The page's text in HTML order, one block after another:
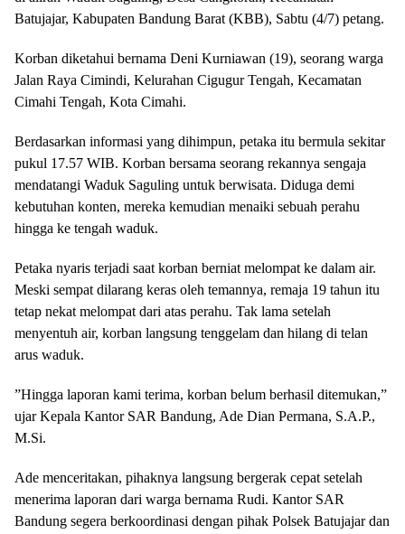
Batujajar, Kabupaten Bandung Barat (KBB), Sabtu (4/7) petang.
​Korban diketahui bernama Deni Kurniawan (19), seorang warga
Jalan Raya Cimindi, Kelurahan Cigugur Tengah, Kecamatan
Cimahi Tengah, Kota Cimahi.
​Berdasarkan informasi yang dihimpun, petaka itu bermula sekitar
pukul 17.57 WIB. Korban bersama seorang rekannya sengaja
mendatangi Waduk Saguling untuk berwisata. Diduga demi
kebutuhan konten, mereka kemudian menaiki sebuah perahu
hingga ke tengah waduk.
​Petaka nyaris terjadi saat korban berniat melompat ke dalam air.
Meski sempat dilarang keras oleh temannya, remaja 19 tahun itu
tetap nekat melompat dari atas perahu. Tak lama setelah
menyentuh air, korban langsung tenggelam dan hilang di telan
arus waduk.
​”Hingga laporan kami terima, korban belum berhasil ditemukan,”
ujar Kepala Kantor SAR Bandung, Ade Dian Permana, S.A.P.,
M.Si.
​Ade menceritakan, pihaknya langsung bergerak cepat setelah
menerima laporan dari warga bernama Rudi. Kantor SAR
Bandung segera berkoordinasi dengan pihak Polsek Batujajar dan